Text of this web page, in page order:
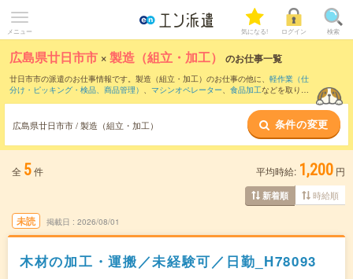
メニュー 気になる! ログイン 検索
広島県廿日市市 ×製造（組立・加工） のお仕事一覧
廿日市市の派遣のお仕事情報です。製造（組立・加工）のお仕事の他に、 軽作業（仕
分け・ピッキング・検品、商品管理） 、 マシンオペレーター、 食品加工などを取り揃
製造（組立・加工）のお仕事とは？とは？
広島県廿日市市 / 製造（組立・加工） 条件の変更
全 5件 平均時給: 1,200 円
新着順 時給順
未読 掲載日 2026/08/01
木材の加工・運搬／未経験可／日勤_H78093